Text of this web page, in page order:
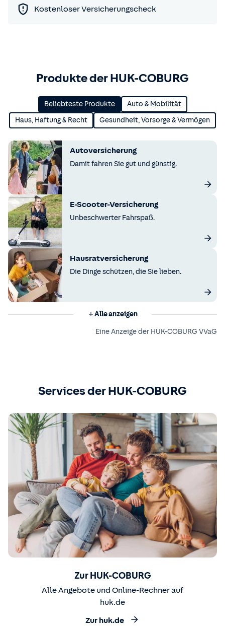
Kostenloser Versicherungscheck
Produkte der HUK-COBURG
Beliebteste Produkte Auto & Mobilität
Haus, Haftung & Recht Gesundheit, Vorsorge & Vermögen
Autoversicherung
Damit fahren Sie gut und günstig.
E-Scooter-Versicherung
Unbeschwerter Fahrspaß.
Hausratversicherung
Die Dinge schützen, die Sie lieben.
Alle anzeigen
Eine Anzeige der HUK-COBURG VVaG
Services der HUK-COBURG
Zur HUK-COBURG
Alle Angebote und Online-Rechner auf
huk.de
Zur huk.de